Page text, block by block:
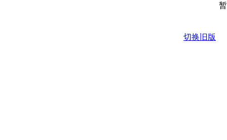
切换旧版